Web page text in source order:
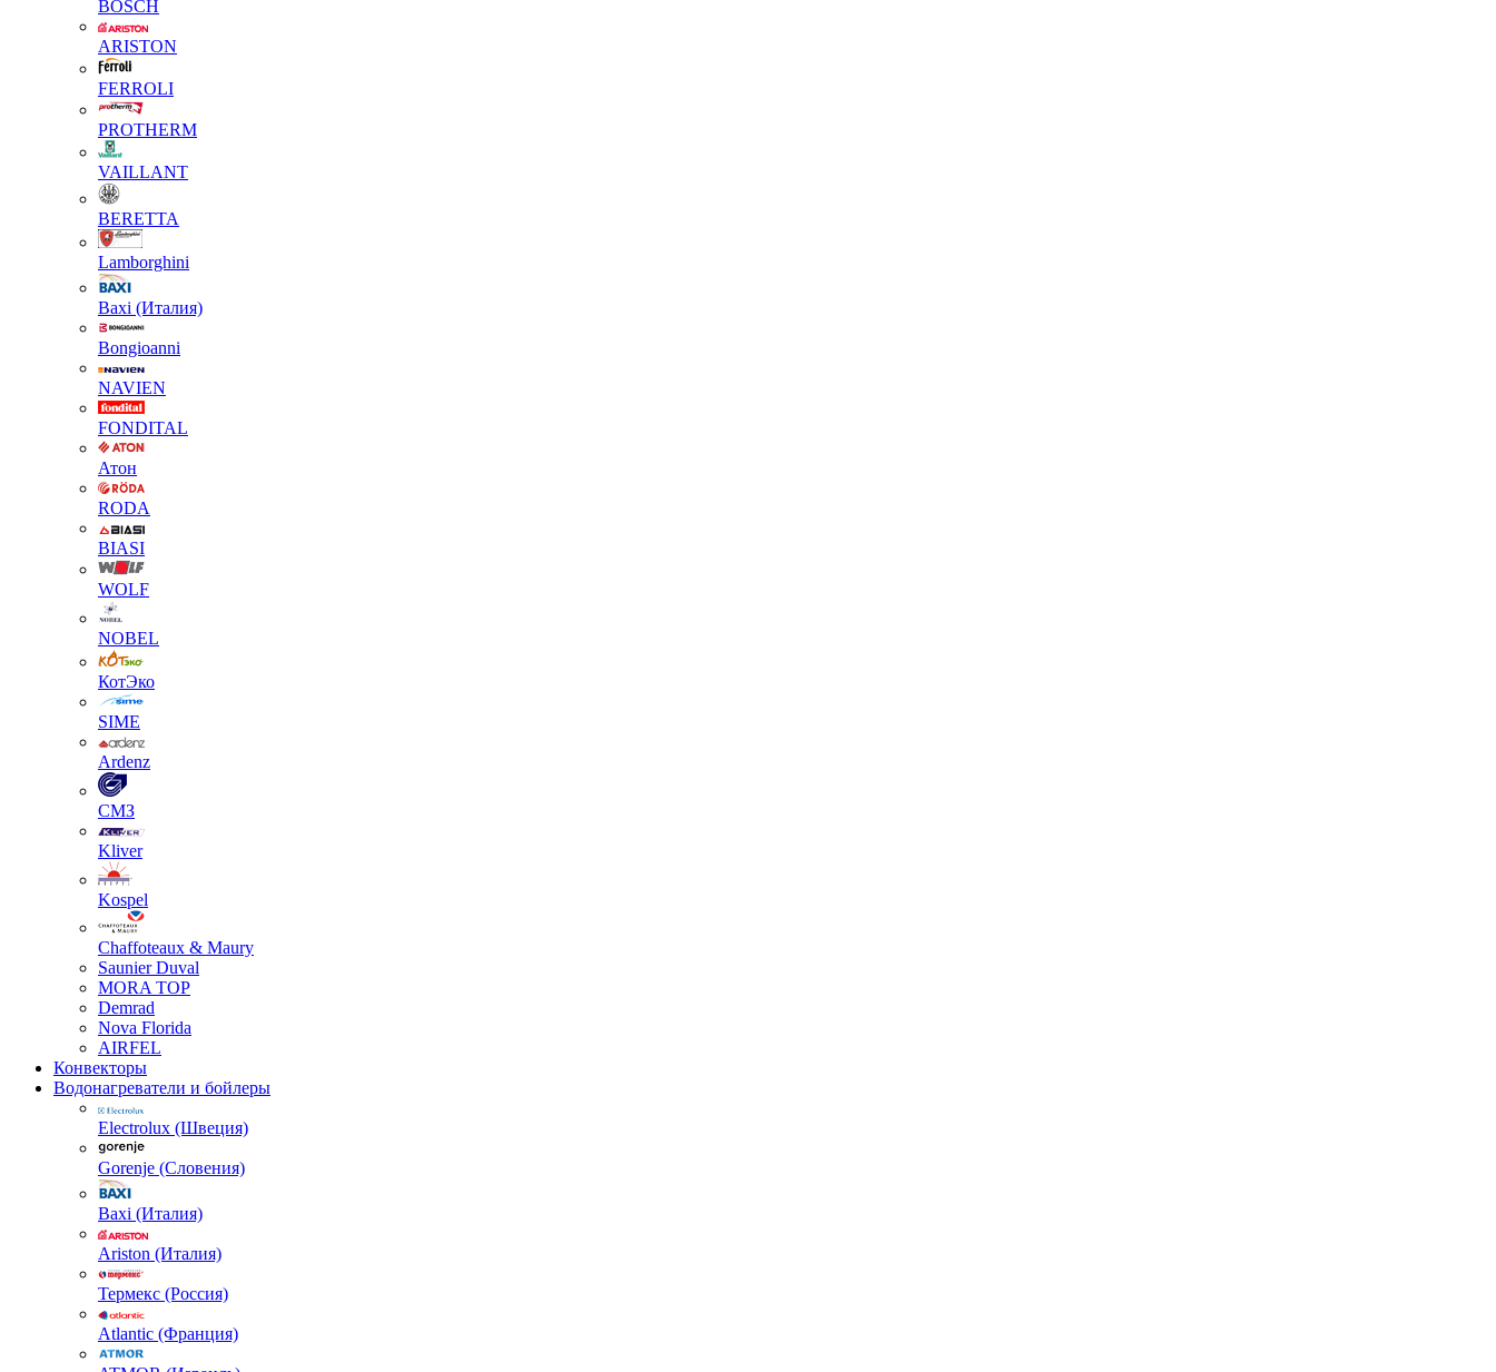
BOSCH
ARISTON
FERROLI
PROTHERM
VAILLANT
BERETTA
Lamborghini
Baxi (Италия)
Вongioanni
NAVIEN
FONDITAL
Атон
RODA
BIASI
WOLF
NOBEL
КотЭко
SIME
Ardenz
СМЗ
Kliver
Kospel
Chaffoteaux & Maury
Saunier Duval
MORA TOP
Demrad
Nova Florida
AIRFEL
Конвекторы
Водонагреватели и бойлеры
Electrolux (Швеция)
Gorenje (Словения)
Baxi (Италия)
Ariston (Италия)
Термекс (Россия)
Atlantic (Франция)